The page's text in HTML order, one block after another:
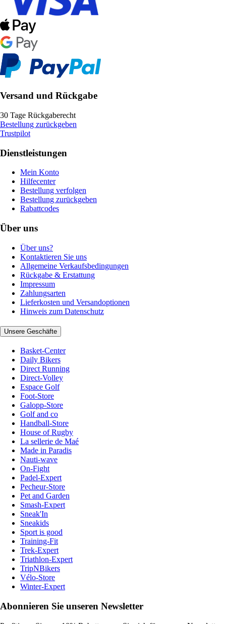
Versand und Rückgabe
30 Tage Rückgaberecht
Bestellung zurückgeben
Trustpilot
Dienstleistungen
Mein Konto
Hilfecenter
Bestellung verfolgen
Bestellung zurückgeben
Rabattcodes
Über uns
Über uns?
Kontaktieren Sie uns
Allgemeine Verkaufsbedingungen
Rückgabe & Erstattung
Impressum
Zahlungsarten
Lieferkosten und Versandoptionen
Hinweis zum Datenschutz
Unsere Geschäfte
Basket-Center
Daily Bikers
Direct Running
Direct-Volley
Espace Golf
Foot-Store
Galopp-Store
Golf and co
Handball-Store
House of Rugby
La sellerie de Maé
Made in Paradis
Nauti-wave
On-Fight
Padel-Expert
Pecheur-Store
Pet and Garden
Smash-Expert
Sneak'In
Sneakids
Sport is good
Training-Fit
Trek-Expert
Triathlon-Expert
TripNBikers
Vélo-Store
Winter-Expert
Abonnieren Sie unseren Newsletter